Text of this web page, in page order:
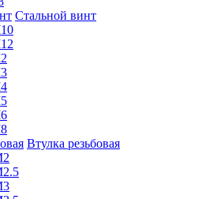
Стальной винт
Втулка резьбовая